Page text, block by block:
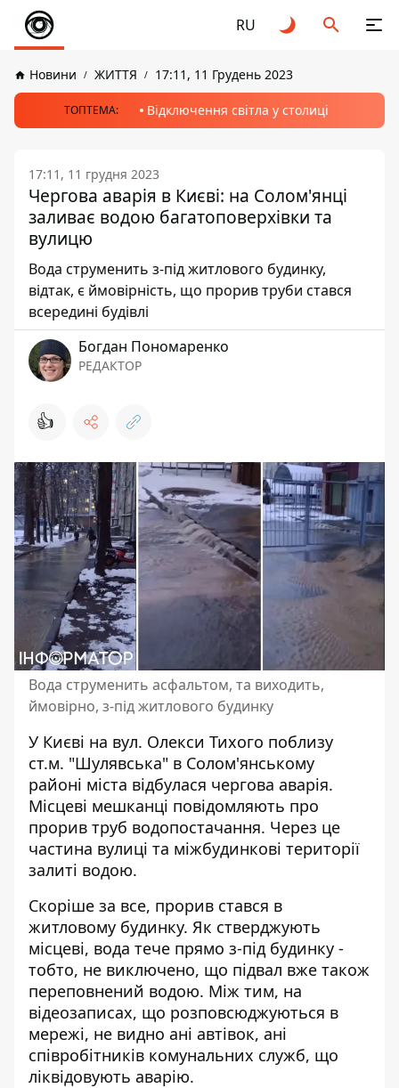
RU
Новини ЖИТТЯ 17:11, 11 Грудень 2023
ТОПТЕМА: Відключення світла у столиці
17:11, 11 грудня 2023
Чергова аварія в Києві: на Солом'янці
заливає водою багатоповерхівки та
вулицю
Вода струменить з-під житлового будинку,
відтак, є ймовірність, що прорив труби стався
всередині будівлі
Богдан Пономаренко
РЕДАКТОР
👍
Вода струменить асфальтом, та виходить,
ймовірно, з-під житлового будинку
У Києві на вул. Олекси Тихого поблизу
ст.м. "Шулявська" в Солом'янському
районі міста відбулася чергова аварія.
Місцеві мешканці повідомляють про
прорив труб водопостачання. Через це
частина вулиці та міжбудинкові території
залиті водою.
Скоріше за все, прорив стався в
житловому будинку. Як стверджують
місцеві, вода тече прямо з-під будинку -
тобто, не виключено, що підвал вже також
переповнений водою. Між тим, на
відеозаписах, що розповсюджуються в
мережі, не видно ані автівок, ані
співробітників комунальних служб, що
ліквідовують аварію.